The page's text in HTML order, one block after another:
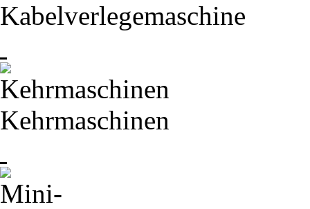
Kabelverlegemaschine
Kehrmaschinen